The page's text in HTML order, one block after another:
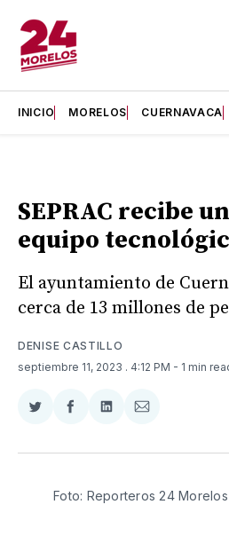
INICIO MORELOS CUERNAVACA
SEPRAC recibe
equipo
El ayuntamiento de
cerca de 13 millones de
DENISE CASTILLO
septiembre 11, 2023 . 4:12 PM - 1 min
Compartir
Twitter
Compartir
Facebook
Compartir
LinkedIn
Compartir
Email
Foto: Reporteros 24 Morelos